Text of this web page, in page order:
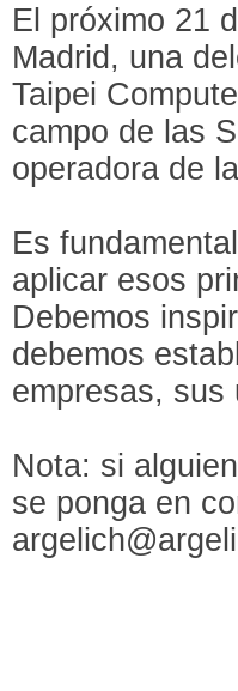
El próximo 21
Madrid, una
Taipei
campo de las
operadora de
Es
aplicar esos
Debemos
debemos
empresas, sus
Nota: si
se ponga en